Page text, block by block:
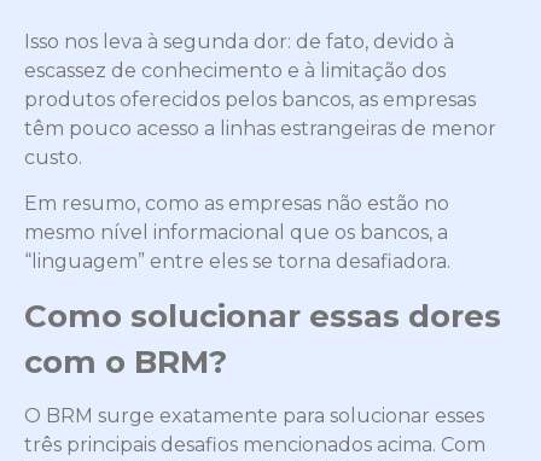
Isso nos leva à segunda dor: de fato, devido à
escassez de conhecimento e à limitação dos
produtos oferecidos pelos bancos, as empresas
têm pouco acesso a linhas estrangeiras de menor
custo.
Em resumo, como as empresas não estão no
mesmo nível informacional que os bancos, a
“linguagem” entre eles se torna desafiadora.
Como solucionar essas dores
com o BRM?
O BRM surge exatamente para solucionar esses
três principais desafios mencionados acima. Com